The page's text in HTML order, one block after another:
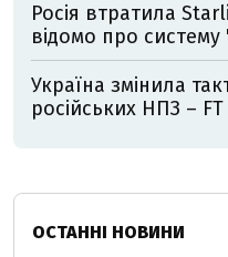
Росія втратила
відомо про систему
Україна змінила
російських НПЗ – FT
ОСТАННІ НОВИНИ